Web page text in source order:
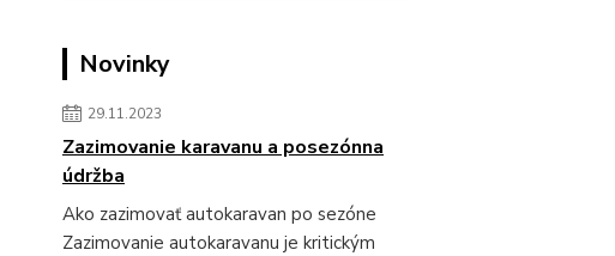
Novinky
29.11.2023
Zazimovanie karavanu a posezónna
údržba
Ako zazimovať autokaravan po sezóne
Zazimovanie autokaravanu je kritickým